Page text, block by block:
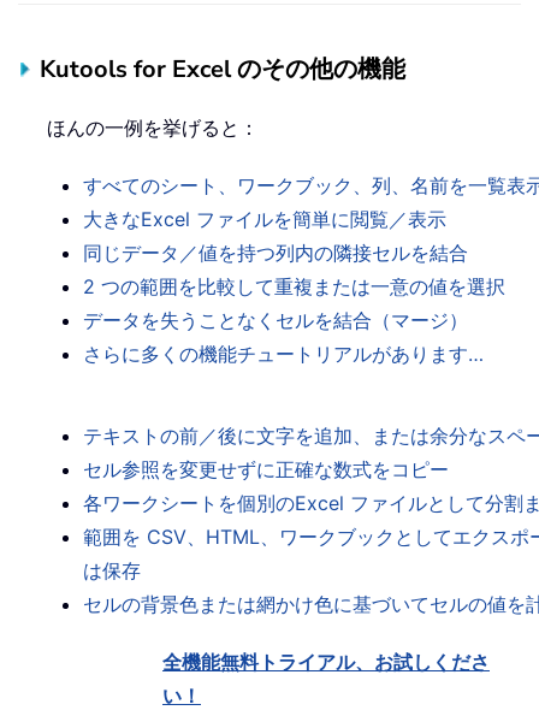
Kutools for Excel のその他の機能
ほんの一例を挙げると：
すべてのシート、ワークブック、列、名前を一覧表
大きなExcel ファイルを簡単に閲覧／表示
同じデータ／値を持つ列内の隣接セルを結合
2 つの範囲を比較して重複または一意の値を選択
データを失うことなくセルを結合（マージ）
さらに多くの機能チュートリアルがあります…
テキストの前／後に文字を追加、または余分なスペ
セル参照を変更せずに正確な数式をコピー
各ワークシートを個別のExcel ファイルとして分割
範囲を CSV、HTML、ワークブックとしてエクスポ
は保存
セルの背景色または網かけ色に基づいてセルの値を
全機能無料トライアル、お試しくださ
い！